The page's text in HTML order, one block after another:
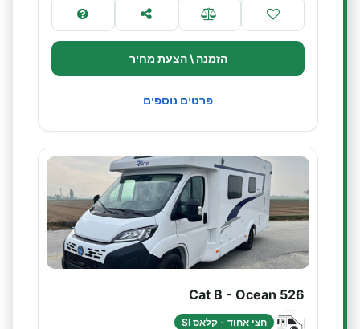
הזמנה \ הצעת מחיר
פרטים נוספים
Cat B - Ocean 526
חצי אחוד - קלאס SI